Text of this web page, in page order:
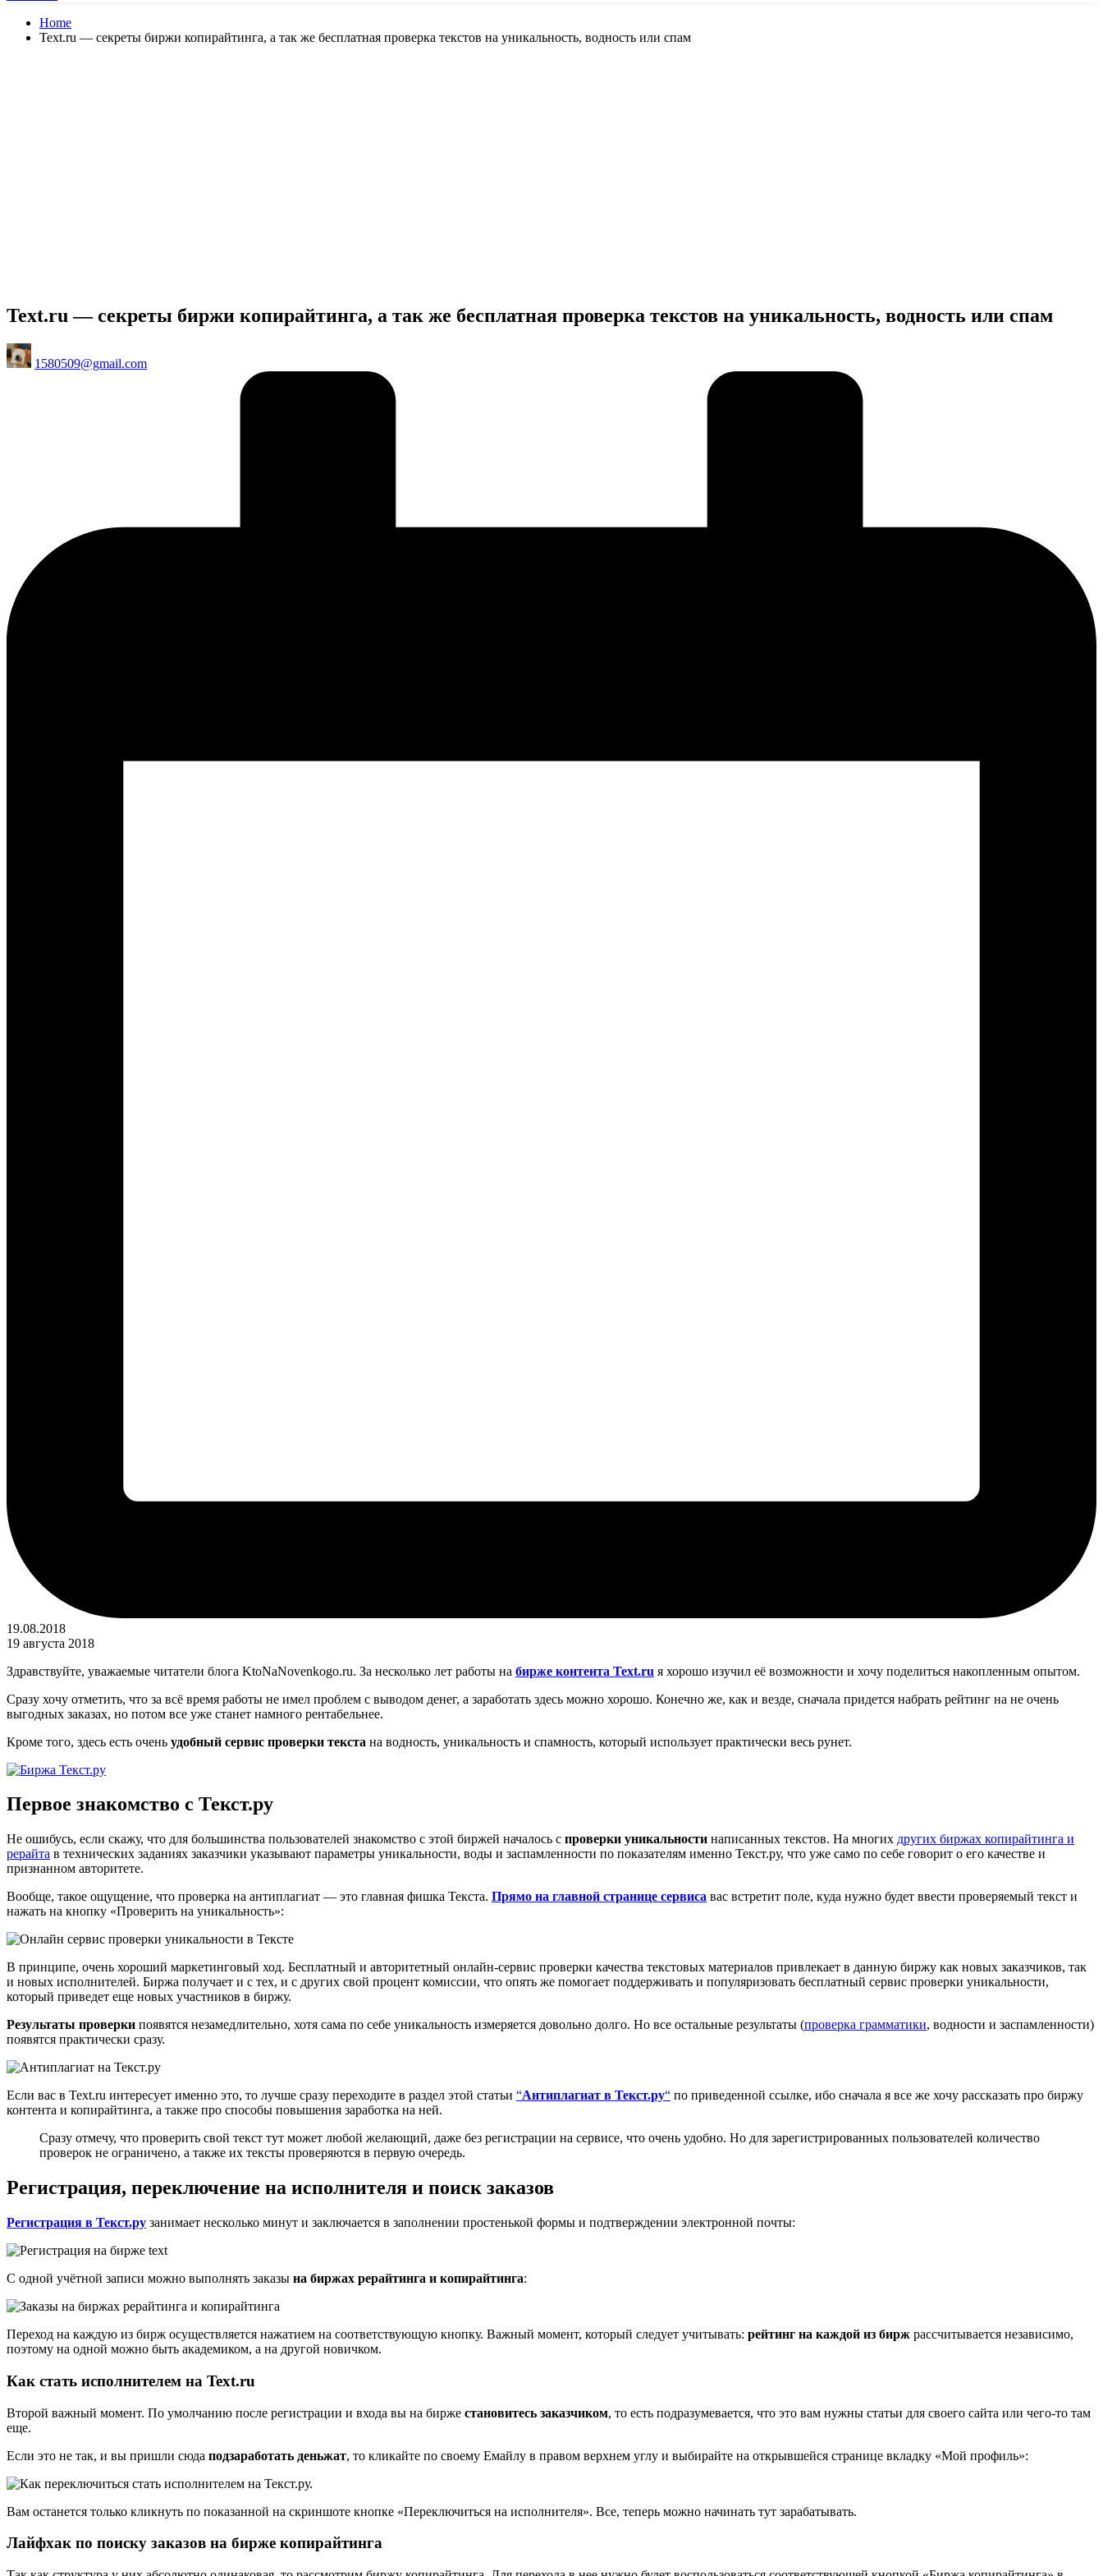
Home
Text.ru — секреты биржи копирайтинга, а так же бесплатная проверка текстов на уникальность, водность или спам
Text.ru — секреты биржи копирайтинга, а так же бесплатная проверка текстов на уникальность, водность или спам
Posted
by
1580509@gmail.com
19.08.2018
19 августа 2018
Здравствуйте, уважаемые читатели блога KtoNaNovenkogo.ru. За несколько лет работы на бирже контента Text.ru я хорошо изучил её возможности и хочу поделиться накопленным опытом.
Сразу хочу отметить, что за всё время работы не имел проблем с выводом денег, а заработать здесь можно хорошо. Конечно же, как и везде, сначала придется набрать рейтинг на не очень
выгодных заказах, но потом все уже станет намного рентабельнее.
Кроме того, здесь есть очень удобный сервис проверки текста на водность, уникальность и спамность, который использует практически весь рунет.
Первое знакомство с Текст.ру
Не ошибусь, если скажу, что для большинства пользователей знакомство с этой биржей началось с проверки уникальности написанных текстов. На многих других биржах копирайтинга и
рерайта в технических заданиях заказчики указывают параметры уникальности, воды и заспамленности по показателям именно Текст.ру, что уже само по себе говорит о его качестве и
признанном авторитете.
Вообще, такое ощущение, что проверка на антиплагиат — это главная фишка Текста. Прямо на главной странице сервиса вас встретит поле, куда нужно будет ввести проверяемый текст и
нажать на кнопку «Проверить на уникальность»:
В принципе, очень хороший маркетинговый ход. Бесплатный и авторитетный онлайн-сервис проверки качества текстовых материалов привлекает в данную биржу как новых заказчиков, так
и новых исполнителей. Биржа получает и с тех, и с других свой процент комиссии, что опять же помогает поддерживать и популяризовать бесплатный сервис проверки уникальности,
который приведет еще новых участников в биржу.
Результаты проверки появятся незамедлительно, хотя сама по себе уникальность измеряется довольно долго. Но все остальные результаты (проверка грамматики, водности и заспамленности)
появятся практически сразу.
Если вас в Text.ru интересует именно это, то лучше сразу переходите в раздел этой статьи “Антиплагиат в Текст.ру“ по приведенной ссылке, ибо сначала я все же хочу рассказать про биржу
контента и копирайтинга, а также про способы повышения заработка на ней.
Сразу отмечу, что проверить свой текст тут может любой желающий, даже без регистрации на сервисе, что очень удобно. Но для зарегистрированных пользователей количество
проверок не ограничено, а также их тексты проверяются в первую очередь.
Регистрация, переключение на исполнителя и поиск заказов
Регистрация в Текст.ру занимает несколько минут и заключается в заполнении простенькой формы и подтверждении электронной почты:
С одной учётной записи можно выполнять заказы на биржах рерайтинга и копирайтинга:
Переход на каждую из бирж осуществляется нажатием на соответствующую кнопку. Важный момент, который следует учитывать: рейтинг на каждой из бирж рассчитывается независимо,
поэтому на одной можно быть академиком, а на другой новичком.
Как стать исполнителем на Text.ru
Второй важный момент. По умолчанию после регистрации и входа вы на бирже становитесь заказчиком, то есть подразумевается, что это вам нужны статьи для своего сайта или чего-то там
еще.
Если это не так, и вы пришли сюда подзаработать деньжат, то кликайте по своему Емайлу в правом верхнем углу и выбирайте на открывшейся странице вкладку «Мой профиль»:
Вам останется только кликнуть по показанной на скриншоте кнопке «Переключиться на исполнителя». Все, теперь можно начинать тут зарабатывать.
Лайфхак по поиску заказов на бирже копирайтинга